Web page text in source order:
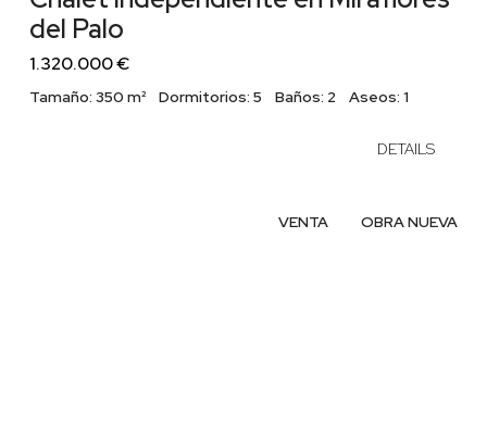
del Palo
1.320.000 €
Tamaño: 350 m² Dormitorios: 5 Baños: 2 Aseos: 1
DETAILS
OBRA NUEVA
VENTA